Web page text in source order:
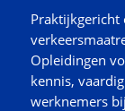
Praktijkgericht
Opleidingen
kennis,
werknemers